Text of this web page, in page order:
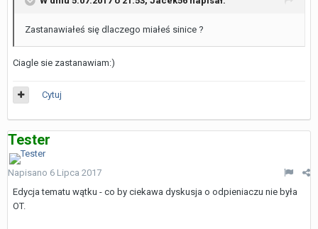
Zastanawiałeś się dlaczego miałeś sinice ?
Ciagle sie zastanawiam:)
Cytuj
Tester
Napisano 6 Lipca 2017
Edycja tematu wątku - co by ciekawa dyskusja o odpieniaczu nie była
OT.